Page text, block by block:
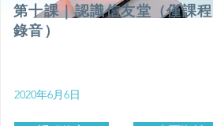
第十課｜認識信友堂（僅課程
錄音）
2020年6月6日